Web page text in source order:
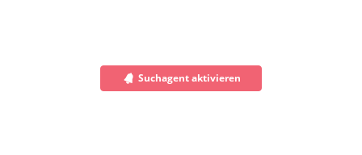
Suchagent aktivieren